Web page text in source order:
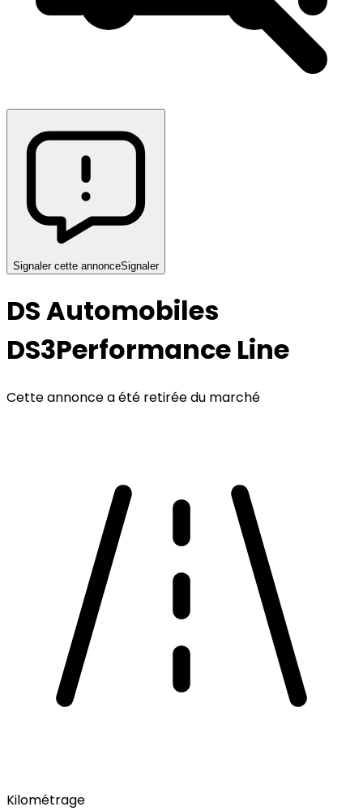
Signaler cette annonceSignaler
DS Automobiles
DS3Performance Line
Cette annonce a été retirée du marché
Kilométrage